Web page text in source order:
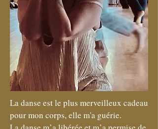
La danse est le plus merveilleux cadeau
pour mon corps, elle m'a guérie.